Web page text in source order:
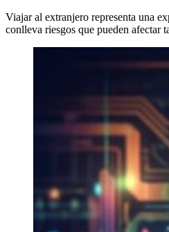
Viajar al extranjero representa una
conlleva riesgos que pueden afectar